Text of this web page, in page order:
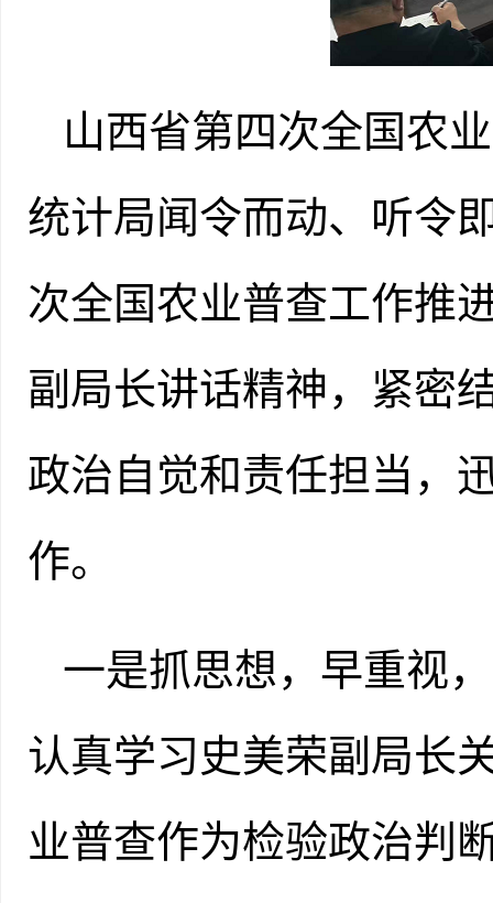
山西省第四次全国农
统计局闻令而动、听令
次全国农业普查工作推
副局长讲话精神，紧密
政治自觉和责任担当，
作。
一是抓思想，早重视
认真学习史美荣副局长
业普查作为检验政治判